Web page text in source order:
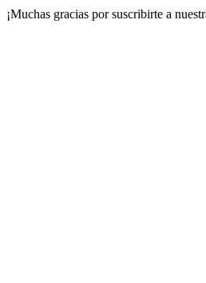
¡Muchas gracias por suscribirte a